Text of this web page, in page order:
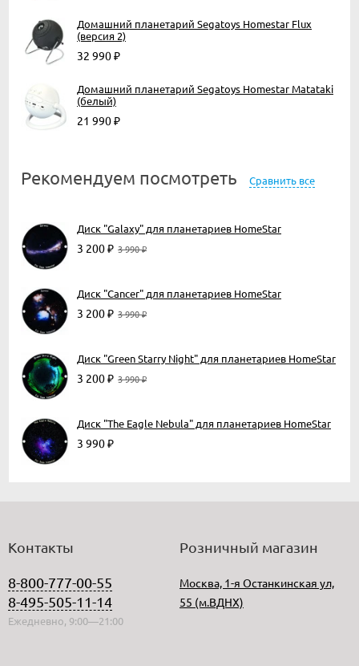
Домашний планетарий Segatoys Homestar Flux
(версия 2)
32 990₽
Домашний планетарий Segatoys Homestar Matataki
(белый)
21 990₽
Рекомендуем посмотреть Сравнить все
Диск "Galaxy" для планетариев HomeStar
3 200₽ 3 990₽
Диск "Cancer" для планетариев HomeStar
3 200₽ 3 990₽
Диск "Green Starry Night" для планетариев HomeStar
3 200₽ 3 990₽
Диск "The Eagle Nebula" для планетариев HomeStar
3 990₽
Контакты
8-800-777-00-55
8-495-505-11-14
Ежедневно, 9:00—21:00
Розничный магазин
Москва, 1-я Останкинская ул,
55 (м.ВДНХ)